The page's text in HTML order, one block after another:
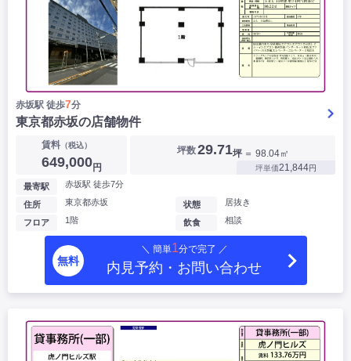
赤坂駅 徒歩7分
東京都赤坂の店舗物件
賃料（税込）
649,000円
坪数29.71坪 ＝ 98.04㎡
坪単価21,844円
最寄駅 赤坂駅 徒歩7分
住所 東京都赤坂
フロア 1階
状態 居抜き
飲食 相談
無料
＼ 簡単1分で完了 ／
内見予約・お問い合わせ